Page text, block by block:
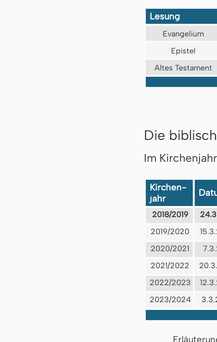
Lesung
Evangelium
Epistel
Altes Testament
Die
Im
Kirchen-
jahr
2018/2019
2019/2020
2020/2021
2021/2022
2022/2023
2023/2024